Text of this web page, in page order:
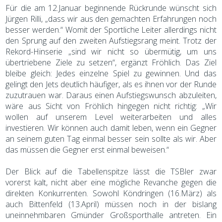
Für die am 12.Januar beginnende Rückrunde wünscht sich
Jürgen Rilli, „dass wir aus den gemachten Erfahrungen noch
besser werden.“ Womit der Sportliche Leiter allerdings nicht
den Sprung auf den zweiten Aufstiegsrang meint. Trotz der
Rekord-Hinserie „sind wir nicht so übermütig, um uns
übertriebene Ziele zu setzen“, ergänzt Fröhlich. Das Ziel
bleibe gleich: Jedes einzelne Spiel zu gewinnen. Und das
gelingt den Jets deutlich häufiger, als es ihnen vor der Runde
zuzutrauen war. Daraus einen Aufstiegswunsch abzuleiten,
wäre aus Sicht von Fröhlich hingegen nicht richtig: „Wir
wollen auf unserem Level weiterarbeiten und alles
investieren. Wir können auch damit leben, wenn ein Gegner
an seinem guten Tag einmal besser sein sollte als wir. Aber
das müssen die Gegner erst einmal beweisen.“
Der Blick auf die Tabellenspitze lässt die TSBler zwar
vorerst kalt, nicht aber eine mögliche Revanche gegen die
direkten Konkurrenten. Sowohl Köndringen (16.März) als
auch Bittenfeld (13.April) müssen noch in der bislang
uneinnehmbaren Gmünder Großsporthalle antreten. Ein